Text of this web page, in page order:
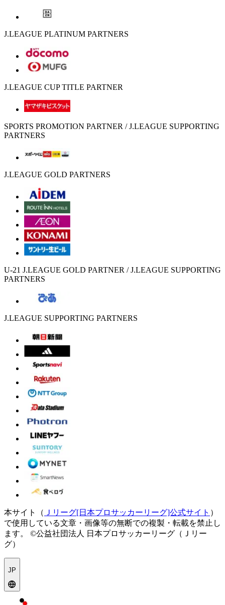
J.LEAGUE PLATINUM PARTNERS
J.LEAGUE CUP TITLE PARTNER
SPORTS PROMOTION PARTNER / J.LEAGUE SUPPORTING
PARTNERS
J.LEAGUE GOLD PARTNERS
U-21 J.LEAGUE GOLD PARTNER / J.LEAGUE SUPPORTING
PARTNERS
J.LEAGUE SUPPORTING PARTNERS
本サイト（ Ｊリーグ[日本プロサッカーリーグ]公式サイト ）
で使用している文章・画像等の無断での複製・転載を禁止し
ます。
©公益社団法人 日本プロサッカーリーグ（Ｊリー
グ）
JP